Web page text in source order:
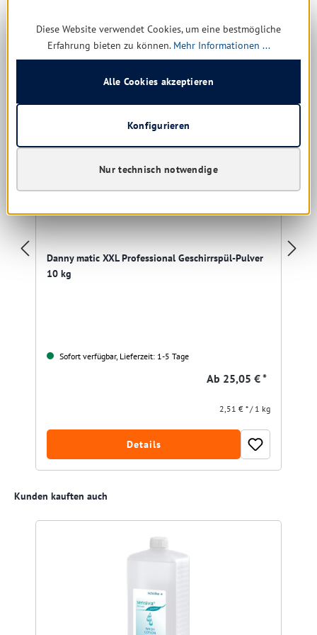
Produktgalerie überspringen
Ähnliche Produkte
Danny matic XXL Professional Geschirrspül-Pulver
10 kg
Sofort verfügbar, Lieferzeit: 1-5 Tage
Ab 25,05 € *
2,51 € * / 1 kg
Details
Produktgalerie überspringen
Kunden kauften auch
Diese Website verwendet Cookies, um eine bestmögliche
Erfahrung bieten zu können. Mehr Informationen ...
Nur technisch notwendige
Konfigurieren
Alle Cookies akzeptieren